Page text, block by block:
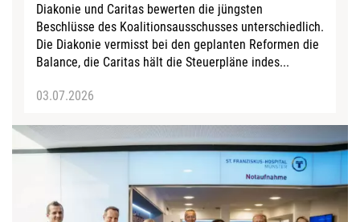
Diakonie und Caritas bewerten die jüngsten
Beschlüsse des Koalitionsausschusses unterschiedlich.
Die Diakonie vermisst bei den geplanten Reformen die
Balance, die Caritas hält die Steuerpläne indes...
03.07.2026